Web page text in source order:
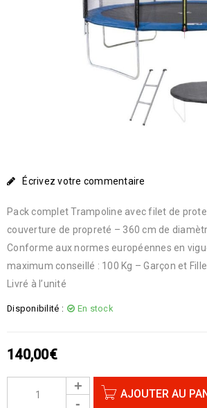
Écrivez votre commentaire
Pack complet Trampoline avec filet de
couverture de propreté – 360 cm de
Conforme aux normes européennes en
maximum conseillé : 100 Kg – Garçon et
Livré à l’unité
Disponibilité : En stock
140,00€
AJOUTER AU